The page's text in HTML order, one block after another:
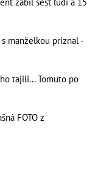
zabil šesť ľudí a 15
manželkou priznal -
tajili... Tomuto po
FOTO z